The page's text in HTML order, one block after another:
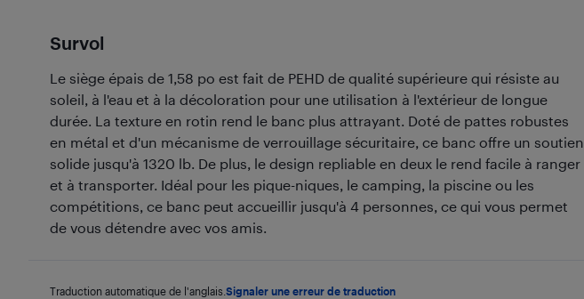
Survol
Le siège épais de 1,58 po est fait de PEHD de qualité supérieure qui résiste au
soleil, à l'eau et à la décoloration pour une utilisation à l'extérieur de longue
durée. La texture en rotin rend le banc plus attrayant. Doté de pattes robustes
en métal et d'un mécanisme de verrouillage sécuritaire, ce banc offre un soutien
solide jusqu'à 1320 lb. De plus, le design repliable en deux le rend facile à ranger
et à transporter. Idéal pour les pique-niques, le camping, la piscine ou les
compétitions, ce banc peut accueillir jusqu'à 4 personnes, ce qui vous permet
de vous détendre avec vos amis.
Traduction automatique de l'anglais. Signaler une erreur de traduction